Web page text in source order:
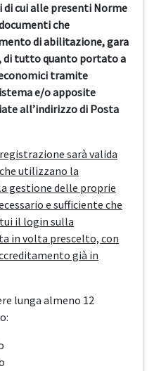
cui alle presenti Norme
che
di abilitazione, gara
di tutto quanto portato a
tramite
e/o apposite
all’indirizzo di Posta
sarà valida
utilizzano la
gestione delle proprie
e sufficiente che
il login sulla
in volta prescelto, con
già in
lunga almeno 12